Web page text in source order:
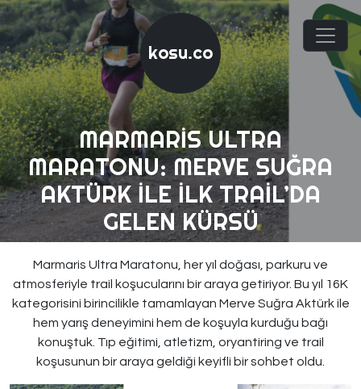
kosu.co
MARMARIS ULTRA
MARATONU: MERVE SUĞRA
AKTÜRK ILE İLK TRAIL’DA
GELEN KÜRSÜ
Marmaris Ultra Maratonu, her yıl doğası, parkuru ve
atmosferiyle trail koşucularını bir araya getiriyor. Bu yıl 16K
kategorisini birincilikle tamamlayan Merve Suğra Aktürk ile
hem yarış deneyimini hem de koşuyla kurduğu bağı
konuştuk. Tıp eğitimi, atletizm, oryantiring ve trail
koşusunun bir araya geldiği keyifli bir sohbet oldu.